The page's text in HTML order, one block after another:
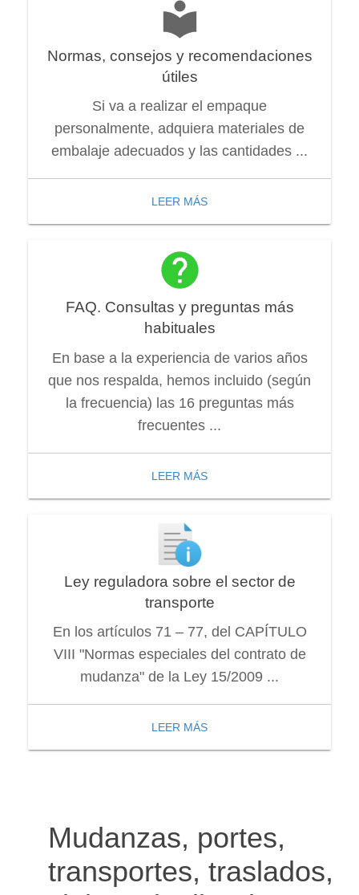
Normas, consejos y recomendaciones
útiles
Si va a realizar el empaque
personalmente, adquiera materiales de
embalaje adecuados y las cantidades ...
LEER MÁS
FAQ. Consultas y preguntas más
habituales
En base a la experiencia de varios años
que nos respalda, hemos incluido (según
la frecuencia) las 16 preguntas más
frecuentes ...
LEER MÁS
Ley reguladora sobre el sector de
transporte
En los artículos 71 – 77, del CAPÍTULO
VIII "Normas especiales del contrato de
mudanza" de la Ley 15/2009 ...
LEER MÁS
Mudanzas, portes,
transportes, traslados,